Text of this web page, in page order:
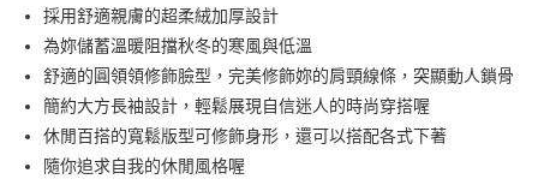
法說明評估內容。
【繳款方式說明】
1.分期款項不併入電信帳單，「大哥付你分期」於每月結算日後寄送繳費提
醒簡訊。
2.透過簡訊連結打開帳單後，可選擇「超商條碼／台灣大直營門市／銀行轉
帳／街口支付／iPASS MONEY」等通路繳費。
【注意事項】
２．便利：只要手機號碼，簡訊認證，即可結帳。
３．安心：先確認商品／服務後，再付款。
【「AFTEE先享後付」結帳流程】
１．於結帳方式選擇「AFTEE先享後付」後，將跳轉至「AFTEE先享後付」
２．訂單成立數日內，您將收到繳費通知簡訊。
３．收到繳費通知簡訊後14天內，點擊此簡訊中的連結，可透過四大超商／
全家取貨付款
每筆NT$70，滿NT$699(含以上)免運費
付款後全家取貨
採用舒適親膚的超柔絨加厚設計
為妳儲蓄溫暖阻擋秋冬的寒風與低溫
舒適的圓領領修飾臉型，完美修飾妳的肩頸線條，突顯動人鎖骨
簡約大方長袖設計，輕鬆展現自信迷人的時尚穿搭喔
休閒百搭的寬鬆版型可修飾身形，還可以搭配各式下著
隨你追求自我的休閒風格喔